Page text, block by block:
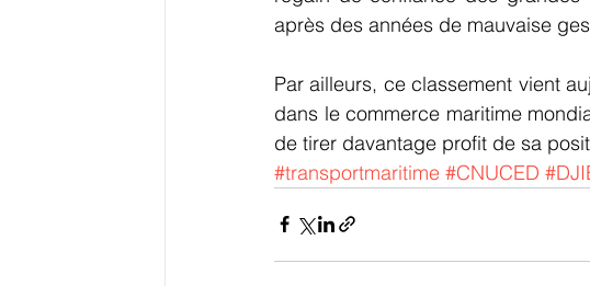
après des années de mauvaise
Par ailleurs, ce classement vient
dans le commerce maritime
de tirer davantage profit de sa
#transportmaritime #CNUCED